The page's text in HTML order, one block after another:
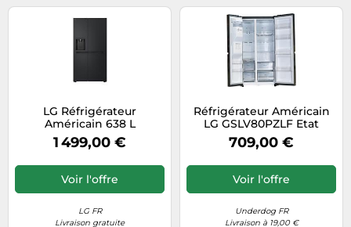
LG Réfrigérateur
Américain 638 L
Compresseur Smart
Inverter™ Silencieux 36
bouteilles - GSLC40EPSE
1 499,00 €
Voir l'offre
LG FR
Livraison gratuite
Réfrigérateur Américain
LG GSLV80PZLF Etat
correct
709,00 €
Voir l'offre
Underdog FR
Livraison à 19,00 €